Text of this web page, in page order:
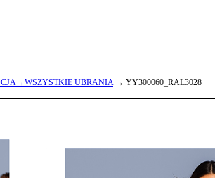
UBRANIA→ YY300060_RAL3028